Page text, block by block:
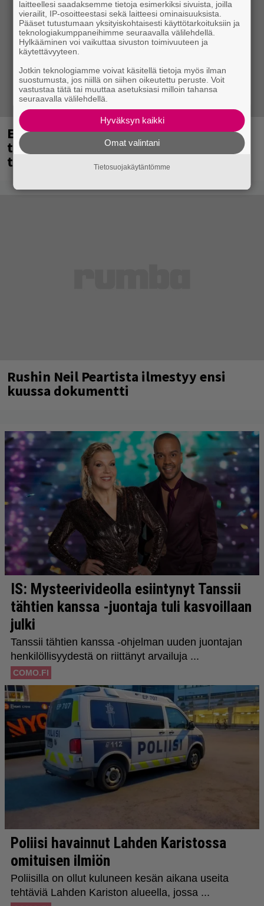
Eppu Normaalin viimeinen keikka
tänään – katso kuvagalleria torstailta
täältä
Rushin Neil Peartista ilmestyy ensi
kuussa dokumentti
laitteellesi saadaksemme tietoja esimerkiksi sivuista, joilla
vierailit, IP-osoitteestasi sekä laitteesi ominaisuuksista.
Pääset tutustumaan yksityiskohtaisesti käyttötarkoituksiin ja
teknologiakumppaneihimme seuraavalla välilehdellä.
Hylkääminen voi vaikuttaa sivuston toimivuuteen ja
käytettävyyteen.
Jotkin teknologiamme voivat käsitellä tietoja myös ilman
suostumusta, jos niillä on siihen oikeutettu peruste. Voit
vastustaa tätä tai muuttaa asetuksiasi milloin tahansa
seuraavalla välilehdellä.
Hyväksyn kaikki
Omat valintani
Tietosuojakäytäntömme